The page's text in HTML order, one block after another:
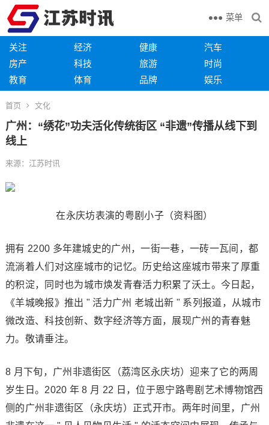
菜单
关注 经济 健康
汽车
房产
科技 旅游
时尚
教育
体育 品牌 娱乐
首页 文化
广州：“绣花”功夫活化传统街区 “非遗”传播从线下到
线上
来源：江苏时讯
在永庆坊表演的粤剧小子（资料图）
拥有 2200 多年建城史的广州，一街一巷，一砖一瓦间，都
流淌着人们对这座城市的记忆。历史给这座城市带来了厚重
的积淀，同时也为城市焕发青春活力积累了沃土。今日起，
《羊城晚报》推出 " 活力广州 老城出新 " 系列报道，从城市
微改造、科技创新、数字经济等方面，展现广州的青春魅
力。敬请垂注。
8 月下旬，广州非遗街区（荔湾区永庆坊）迎来了它的两周
岁生日。2020 年 8 月 22 日，位于恩宁路粤剧艺术博物馆西
侧的广州非遗街区（永庆坊）正式开市。两年时间里，广州